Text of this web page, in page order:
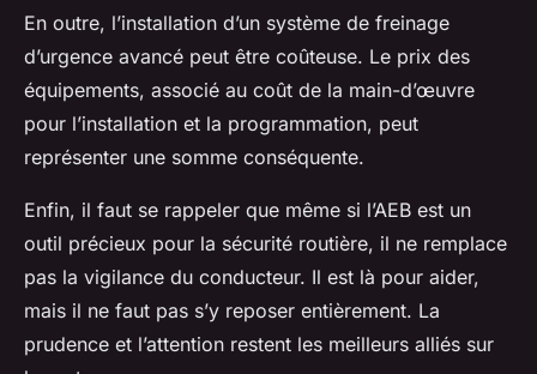
En outre, l’installation d’un système de freinage
d’urgence avancé peut être coûteuse. Le prix des
équipements, associé au coût de la main-d’œuvre
pour l’installation et la programmation, peut
représenter une somme conséquente.
Enfin, il faut se rappeler que même si l’AEB est un
outil précieux pour la sécurité routière, il ne remplace
pas la vigilance du conducteur. Il est là pour aider,
mais il ne faut pas s’y reposer entièrement. La
prudence et l’attention restent les meilleurs alliés sur